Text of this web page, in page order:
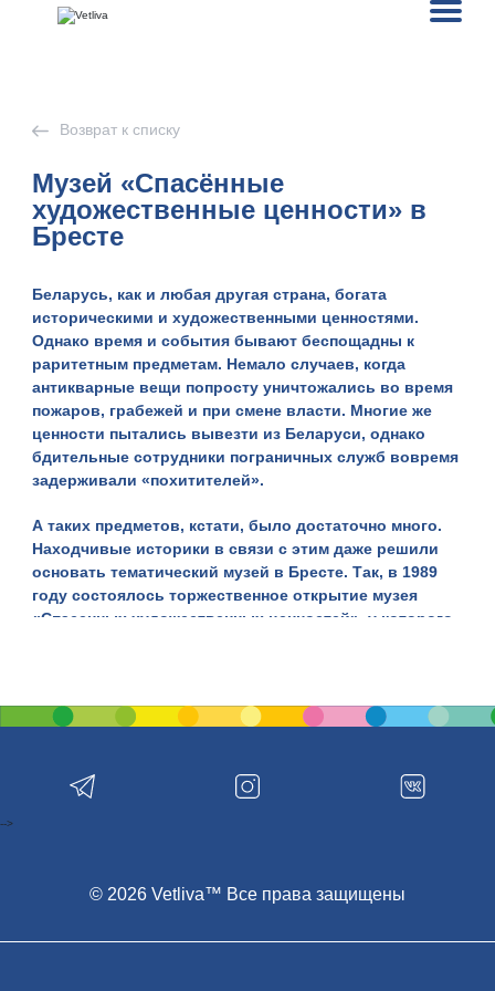
Возврат к списку
Музей «Спасённые
художественные ценности» в
Бресте
Беларусь, как и любая другая страна, богата
историческими и художественными ценностями.
Однако время и события бывают беспощадны к
раритетным предметам. Немало случаев, когда
антикварные вещи попросту уничтожались во время
пожаров, грабежей и при смене власти. Многие же
ценности пытались вывезти из Беларуси, однако
бдительные сотрудники пограничных служб вовремя
задерживали «похитителей».
А таких предметов, кстати, было достаточно много.
Находчивые историки в связи с этим даже решили
основатьтематический музей в Бресте. Так, в 1989
году состоялось торжественное открытие музея
«Спасенных художественных ценностей», у которого,
границе с Польшей при попытке вывоза их за
Сам музей находится в здании, входящем в разряд
стиле усадьбы. В отреставрированном здании в 1989
экспозиция. Сейчас это культурное учреждение
© 2026 Vetliva™ Все права защищены
-->